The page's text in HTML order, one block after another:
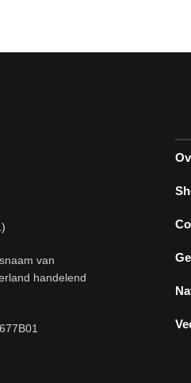
van
handelend